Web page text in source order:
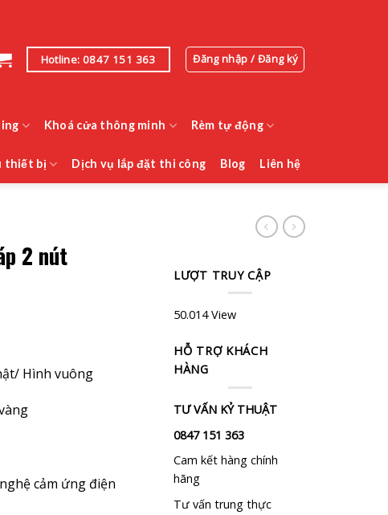
Hotline: 0847 151 363 Đăng nhập / Đăng ký
Khoá cửa thông minh Rèm tự động
thiết bị Dịch vụ lắp đặt thi công Blog Liên hệ
2 nút
Hình vuông
cảm ứng điện
LƯỢT TRUY CẬP
50.014 View
HỖ TRỢ KHÁCH
HÀNG
TƯ VẤN KỶ THUẬT
0847 151 363
Cam kết hàng chính
hãng
Tư vấn trung thực